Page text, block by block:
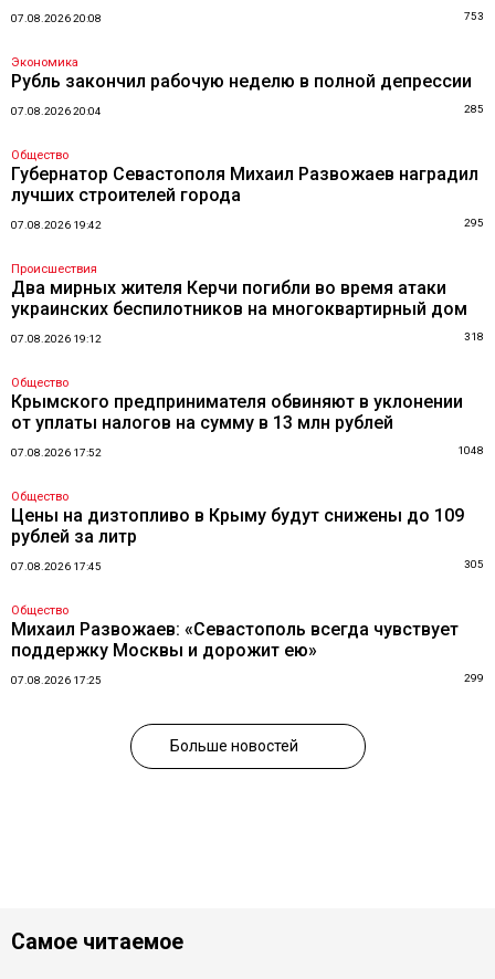
07.08.2026 20:08 753
Экономика
Рубль закончил рабочую неделю в полной депрессии
07.08.2026 20:04 285
Общество
Губернатор Севастополя Михаил Развожаев наградил
лучших строителей города
07.08.2026 19:42 295
Происшествия
Два мирных жителя Керчи погибли во время атаки
украинских беспилотников на многоквартирный дом
07.08.2026 19:12 318
Общество
Крымского предпринимателя обвиняют в уклонении
от уплаты налогов на сумму в 13 млн рублей
07.08.2026 17:52 1048
Общество
Цены на дизтопливо в Крыму будут снижены до 109
рублей за литр
07.08.2026 17:45 305
Общество
Михаил Развожаев: «Севастополь всегда чувствует
поддержку Москвы и дорожит ею»
07.08.2026 17:25 299
Больше новостей
Самое читаемое